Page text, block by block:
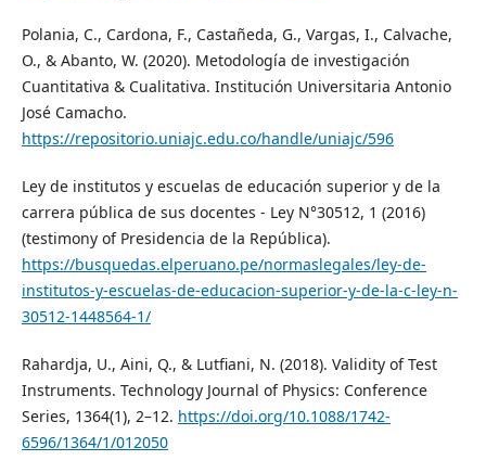
Polania, C., Cardona, F., Castañeda, G., Vargas, I., Calvache,
O., & Abanto, W. (2020). Metodología de investigación
Cuantitativa & Cualitativa. Institución Universitaria Antonio
José Camacho.
https://repositorio.uniajc.edu.co/handle/uniajc/596
Ley de institutos y escuelas de educación superior y de la
carrera pública de sus docentes - Ley N°30512, 1 (2016)
(testimony of Presidencia de la República).
https://busquedas.elperuano.pe/normaslegales/ley-de-
institutos-y-escuelas-de-educacion-superior-y-de-la-c-ley-n-
30512-1448564-1/
Rahardja, U., Aini, Q., & Lutfiani, N. (2018). Validity of Test
Instruments. Technology Journal of Physics: Conference
Series, 1364(1), 2–12. https://doi.org/10.1088/1742-
6596/1364/1/012050